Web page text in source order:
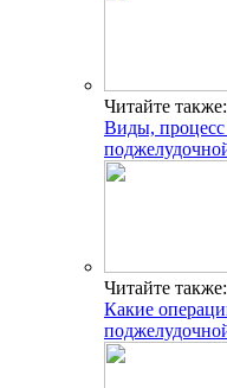
Читайте также:
Виды, процесс
Читайте также:
Какие